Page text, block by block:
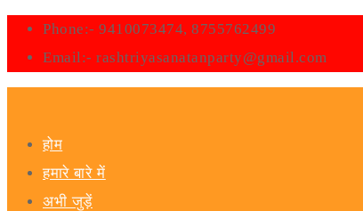
Phone:- 9410073474, 8755762499
Email:- rashtriyasanatanparty@gmail.com
होम
हमारे बारे में
अभी जुड़ें